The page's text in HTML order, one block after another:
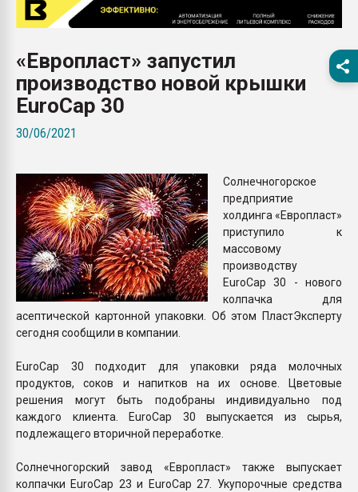
28.07.2026
28.07.2026
ПЕРЕЙТИ НА
«Европласт» запустил
производство новой крышки
EuroCap 30
30/06/2021
Солнечногорское
предприятие
холдинга «Европласт»
приступило к
массовому
производству
EuroCap 30 - нового
колпачка для
асептической картонной упаковки. Об этом ПластЭксперту
сегодня сообщили в компании.
EuroCap 30 подходит для упаковки ряда молочных
продуктов, соков и напитков на их основе. Цветовые
решения могут быть подобраны индивидуально под
каждого клиента. EuroCap 30 выпускается из сырья,
подлежащего вторичной переработке.
Солнечногорский завод «Европласт» также выпускает
колпачки EuroСap 23 и EuroСap 27. Укупорочные средства